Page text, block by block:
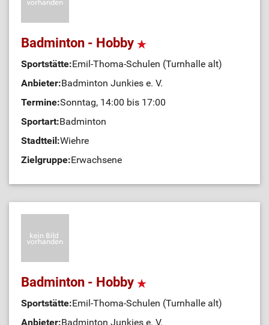
Badminton - Hobby
Sportstätte:Emil-Thoma-Schulen (Turnhalle alt)
Anbieter:Badminton Junkies e. V.
Termine:Sonntag, 14:00 bis 17:00
Sportart:Badminton
Stadtteil:Wiehre
Zielgruppe:Erwachsene
Badminton - Hobby
Sportstätte:Emil-Thoma-Schulen (Turnhalle alt)
Anbieter:Badminton Junkies e. V.